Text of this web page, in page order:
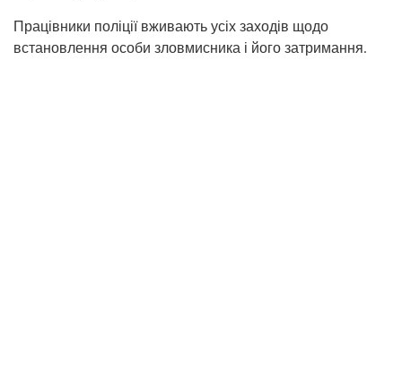
Працівники поліції вживають усіх заходів щодо
встановлення особи зловмисника і його затримання.